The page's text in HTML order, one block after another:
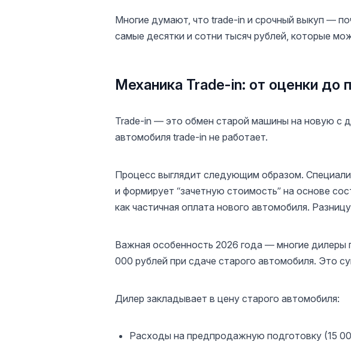
Многие думают, что trade-in и срочный выкуп —
самые десятки и сотни тысяч рублей, которые
Механика Trade-in: от оценки до
Trade-in — это обмен старой машины на новую с
автомобиля trade-in не работает.
Процесс выглядит следующим образом.
и формирует “зачетную стоимость” на основе
как частичная оплата нового автомобиля.
Важная особенность 2026 года — многие дилеры
000 рублей при сдаче старого автомобиля. Это
Дилер закладывает в цену старого автомобиля:
Расходы на предпродажную подготовку (15